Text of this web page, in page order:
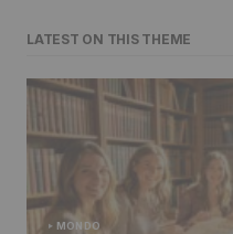
LATEST ON THIS THEME
MONDO